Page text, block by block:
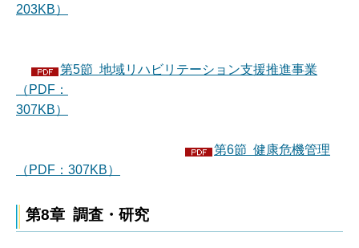
203KB）
第5節 地域リハビリテーション支援推進事業
（PDF：
307KB）
第6節 健康危機管理
（PDF：307KB）
第8章 調査・研究